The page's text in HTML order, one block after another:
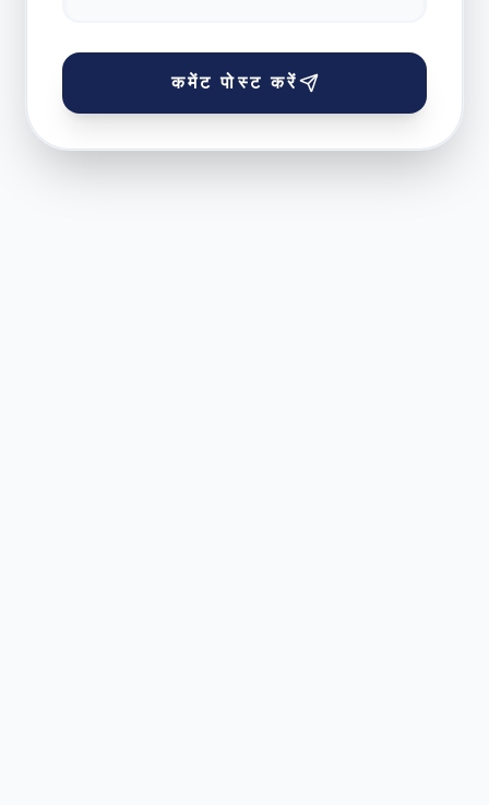
कमेंट पोस्ट करें